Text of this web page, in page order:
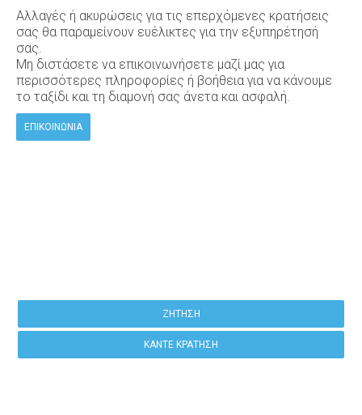
Αλλαγές ή ακυρώσεις για τις επερχόμενες κρατήσεις
σας θα παραμείνουν ευέλικτες για την εξυπηρέτησή
σας.
Μη διστάσετε να επικοινωνήσετε μαζί μας για
περισσότερες πληροφορίες ή βοήθεια για να κάνουμε
το ταξίδι και τη διαμονή σας άνετα και ασφαλή.
ΕΠΙΚΟΙΝΩΝΊΑ
ΖΉΤΗΣΗ
ΚΆΝΤΕ ΚΡΆΤΗΣΗ